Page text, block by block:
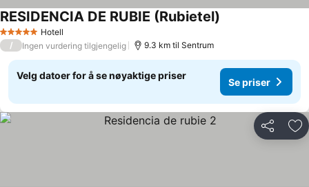
5 Stjerner Hotell
RESIDENCIA DE RUBIE (Rubietel)
/ Ingen vurdering tilgjengelig 9.3 km til Sentrum
Velg datoer for å se nøyaktige priser
Se priser
Del